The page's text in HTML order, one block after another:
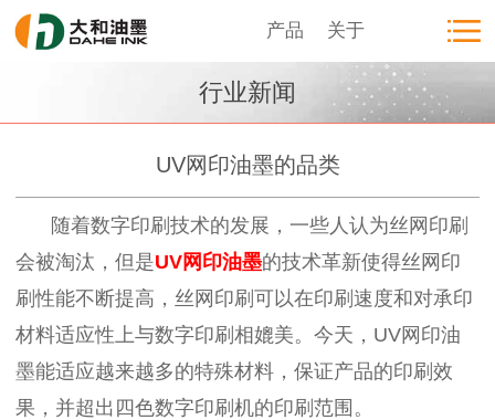
产品 关于
行业新闻
UV网印油墨的品类
随着数字印刷技术的发展，一些人认为丝网印刷
会被淘汰，但是UV网印油墨的技术革新使得丝网印
刷性能不断提高，丝网印刷可以在印刷速度和对承印
材料适应性上与数字印刷相媲美。今天， UV网印油
墨能适应越来越多的特殊材料，保证产品的印刷效
果，并超出四色数字印刷机的印刷 范围 。